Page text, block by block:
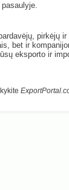
pirkėjų
bet ir
eksporto ir